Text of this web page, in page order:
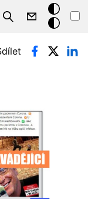
Search
Tmavý
režim